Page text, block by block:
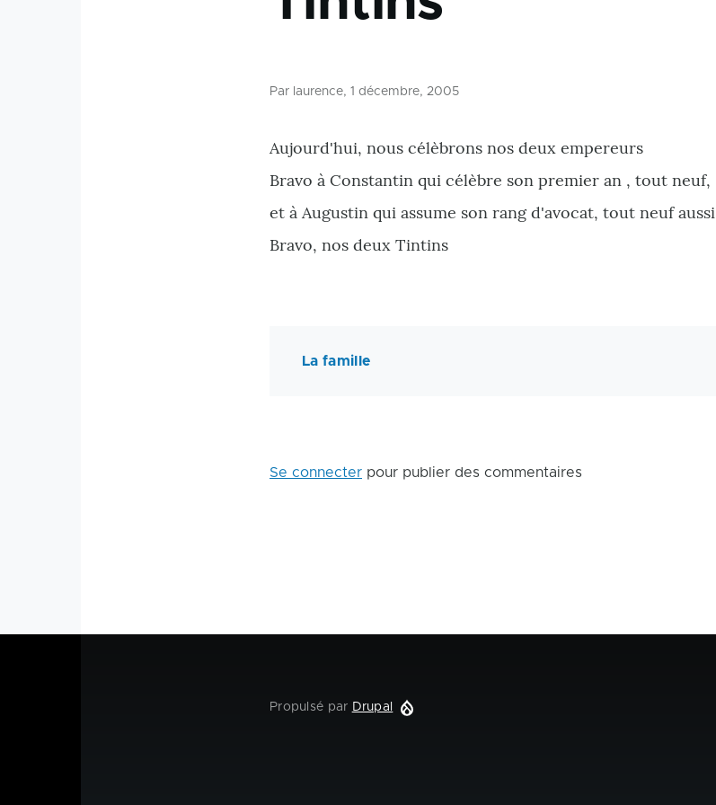
Par laurence, 1 décembre, 2005
Aujourd'hui, nous célèbrons nos deux empereurs
Bravo à Constantin qui célèbre son premier an , tout neuf,
et à Augustin qui assume son rang d'avocat, tout neuf aussi
Bravo, nos deux Tintins
La famille
Se connecter pour publier des commentaires
Propulsé par Drupal